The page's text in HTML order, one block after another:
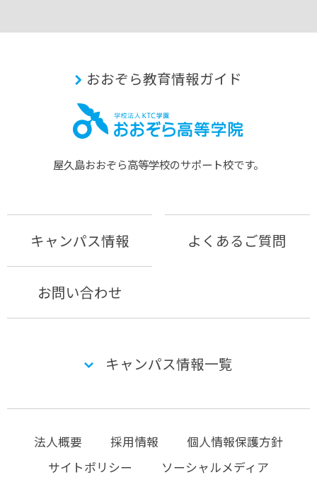
おおぞら教育情報ガイド
屋久島おおぞら⾼等学校のサポート校です。
キャンパス情報 よくあるご質問
お問い合わせ
キャンパス情報一覧
法人概要 採用情報
個人情報保護方針
サイトポリシー
ソーシャルメディア